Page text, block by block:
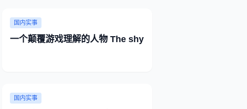
国内实事
一个颠覆游戏理解的人物 The shy
国内实事